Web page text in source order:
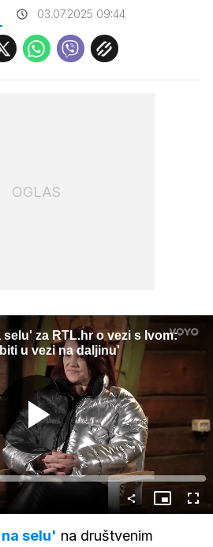
03.07.2025 09:44
OGLAS
za RTL.hr o vezi s Ivom:
u vezi na daljinu'
Gledaj
Slika
u
selu' na društvenim